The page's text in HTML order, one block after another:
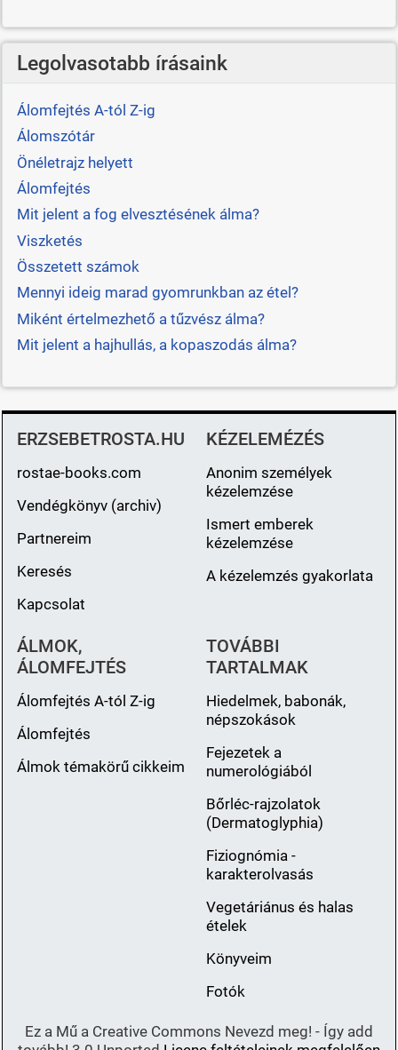
Legolvasotabb írásaink
Álomfejtés A-tól Z-ig
Álomszótár
Önéletrajz helyett
Álomfejtés
Mit jelent a fog elvesztésének álma?
Viszketés
Összetett számok
Mennyi ideig marad gyomrunkban az étel?
Miként értelmezhető a tűzvész álma?
Mit jelent a hajhullás, a kopaszodás álma?
ERZSEBETROSTA.HU
rostae-books.com
Vendégkönyv (archiv)
Partnereim
Keresés
Kapcsolat
KÉZELEMÉZÉS
Anonim személyek
kézelemzése
Ismert emberek
kézelemzése
A kézelemzés gyakorlata
ÁLMOK,
ÁLOMFEJTÉS
Álomfejtés A-tól Z-ig
Álomfejtés
Álmok témakörű cikkeim
TOVÁBBI
TARTALMAK
Hiedelmek, babonák,
népszokások
Fejezetek a
numerológiából
Bőrléc-rajzolatok
(Dermatoglyphia)
Fiziognómia -
karakterolvasás
Vegetáriánus és halas
ételek
Könyveim
Fotók
Ez a Mű a Creative Commons Nevezd meg! - Így add